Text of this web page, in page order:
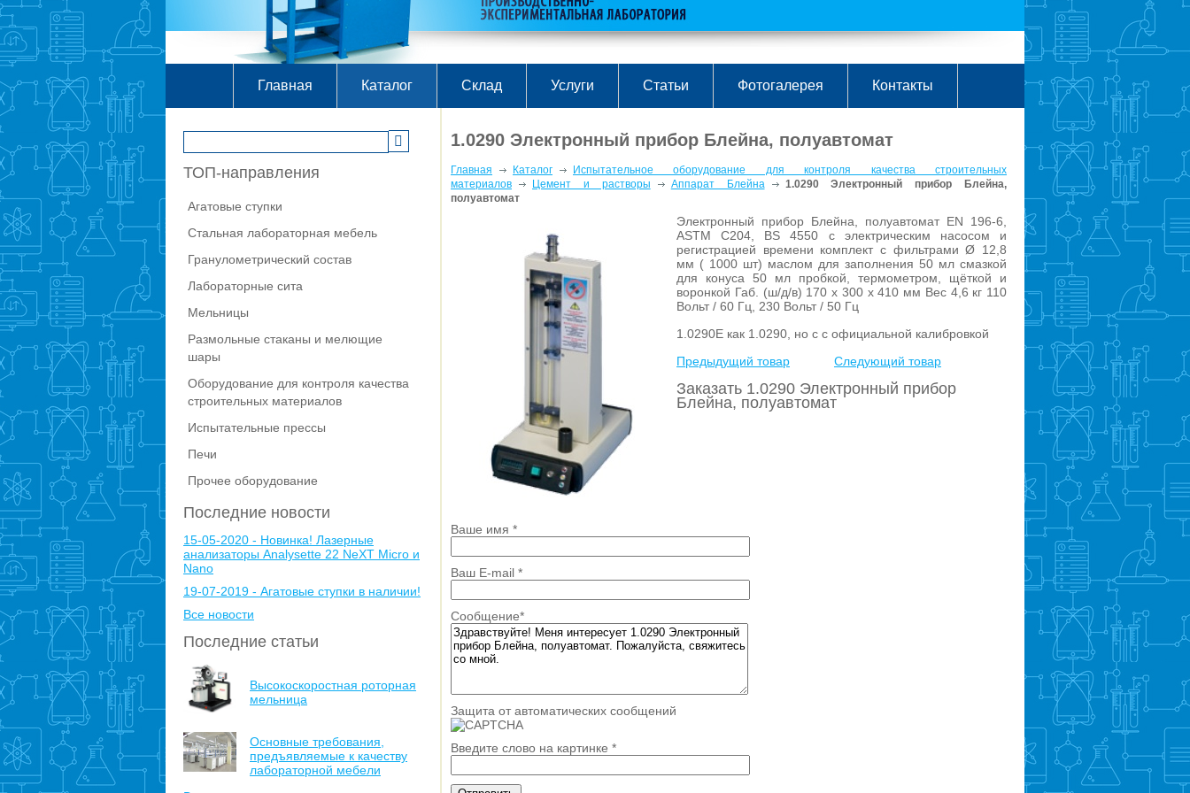
Главная Каталог Склад Услуги Статьи Фотогалерея Контакты
ТОП-направления
Агатовые ступки
Стальная лабораторная мебель
Гранулометрический состав
Лабораторные сита
Мельницы
Размольные стаканы и мелющие
шары
Оборудование для контроля качества
строительных материалов
Испытательные прессы
Печи
Прочее оборудование
Последние новости
15-05-2020 - Новинка! Лазерные
анализаторы Analysette 22 NeXT Micro и
Nano
19-07-2019 - Агатовые ступки в наличии!
Все новости
Последние статьи
Высокоскоростная роторная
мельница
Основные требования,
предъявляемые к качеству
лабораторной мебели
1.0290 Электронный прибор Блейна, полуавтомат
Главная Каталог
Испытательное оборудование для контроля качества строительных
материалов
Цемент и растворы Аппарат Блейна
1.0290 Электронный прибор Блейна,
полуавтомат
Электронный прибор Блейна, полуавтомат EN 196-6,
ASTM C204, BS 4550 с электрическим насосом и
регистрацией времени комплект c фильтрами Ø 12,8
мм ( 1000 шт) маслом для заполнения 50 мл смазкой
для конуса 50 мл пробкой, термометром, щёткой и
воронкой Габ. (ш/д/в) 170 х 300 х 410 мм Вес 4,6 кг 110
Вольт / 60 Гц, 230 Вольт / 50 Гц
1.0290E как 1.0290, но с с официальной калибровкой
Предыдущий товар
Следующий товар
Заказать 1.0290 Электронный прибор
Блейна, полуавтомат
Ваше имя *
Ваш E-mail *
Сообщение*
Защита от автоматических сообщений
Введите слово на картинке *